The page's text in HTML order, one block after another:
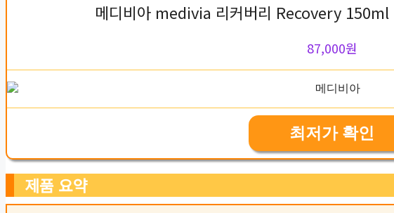
메디비아 medivia 리커버리 Recovery 150ml
87,000원
최저가 확인
제품 요약